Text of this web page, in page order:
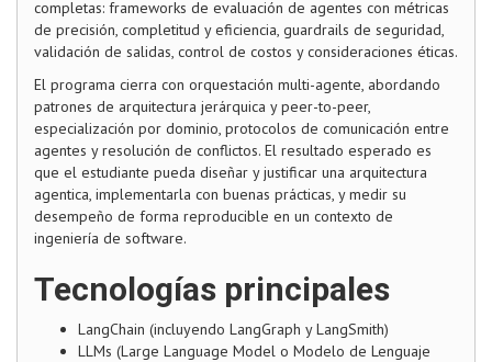
completas: frameworks de evaluación de agentes con métricas
de precisión, completitud y eficiencia, guardrails de seguridad,
validación de salidas, control de costos y consideraciones éticas.
El programa cierra con orquestación multi-agente, abordando
patrones de arquitectura jerárquica y peer-to-peer,
especialización por dominio, protocolos de comunicación entre
agentes y resolución de conflictos. El resultado esperado es
que el estudiante pueda diseñar y justificar una arquitectura
agentica, implementarla con buenas prácticas, y medir su
desempeño de forma reproducible en un contexto de
ingeniería de software.
Tecnologías principales
LangChain (incluyendo LangGraph y LangSmith)
LLMs (Large Language Model o Modelo de Lenguaje